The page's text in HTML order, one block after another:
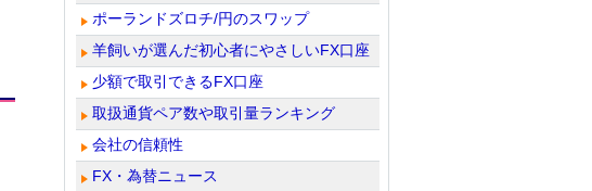
ポーランドズロチ/円のスワップ
羊飼いが選んだ初心者にやさしいFX口座
少額で取引できるFX口座
取扱通貨ペア数や取引量ランキング
会社の信頼性
FX・為替ニュース